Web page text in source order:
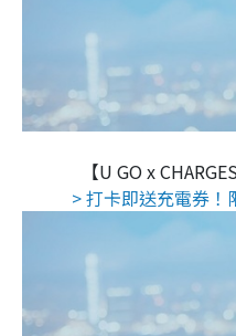
【U GO x
> 打卡即送充電券